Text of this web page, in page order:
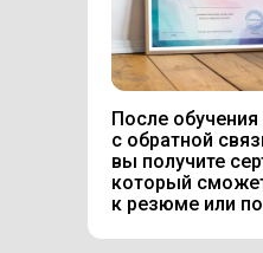
После обучения
с обратной
вы получите
который
к резюме или